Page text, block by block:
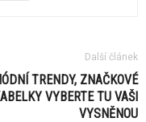
Další článek
TRENDY, ZNAČKOVÉ
VYBERTE TU VAŠI
VYSNĚNOU